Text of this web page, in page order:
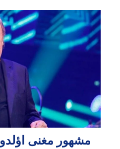
مشهور مغنی اؤلدو